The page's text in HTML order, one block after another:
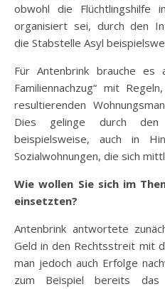
obwohl die Flüchtlingshilfe
organisiert sei, durch den
die Stabstelle Asyl
Für Antenbrink brauche es
Familiennachzug“ mit
resultierenden
Dies gelinge durch den
beispielsweise, auch in
Sozialwohnungen, die sich
Wie wollen Sie sich im
einsetzten?
Antenbrink antwortete
Geld in den Rechtsstreit mit
man jedoch auch Erfolge
zum Beispiel bereits